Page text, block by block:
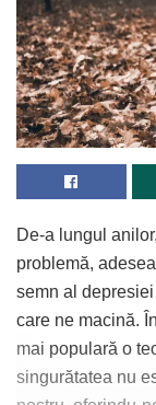
De-a lungul
problemă,
semn al
care ne macină.
mai populară o
singurătatea nu